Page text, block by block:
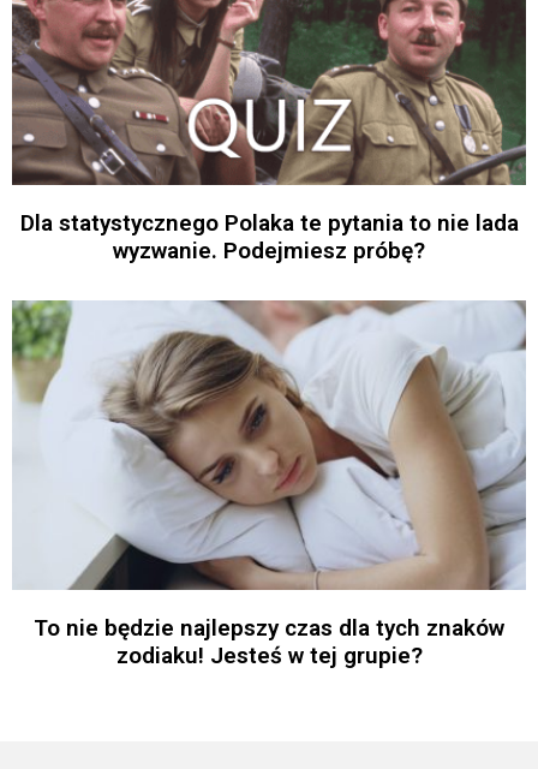
Dla statystycznego Polaka te pytania to nie lada
wyzwanie. Podejmiesz próbę?
To nie będzie najlepszy czas dla tych znaków
zodiaku! Jesteś w tej grupie?